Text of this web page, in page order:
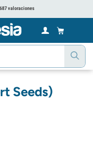
valoraciones
Seeds)